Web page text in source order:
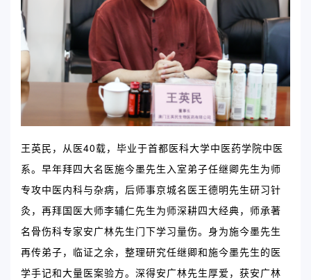
王英民，从医40载，毕业于首都医科大学中医药学院中医
系。早年拜四大名医施今墨先生入室弟子任继卿先生为师
专攻中医内科与杂病，后师事京城名医王德明先生研习针
灸，再拜国医大师李辅仁先生为师深耕四大经典，师承著
名骨伤科专家安广林先生门下学习量伤。身为施今墨先生
再传弟子，临证之余，整理研究任继卿和施今墨先生的医
学手记和大量医案验方。深得安广林先生厚爱，获安广林